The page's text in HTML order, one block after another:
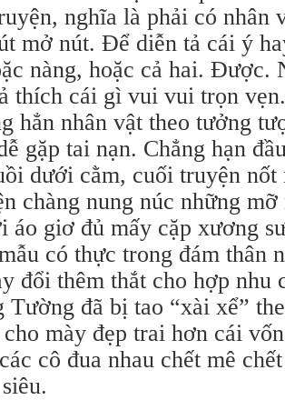
nghĩa là phải có nhân
mở nút. Ðể diễn tả cái ý
nàng, hoặc cả hai. Ðược.
thích cái gì vui vui trọn
hẳn nhân vật theo tưởng
gặp tai nạn. Chẳng hạn
dưới cằm, cuối truyện
chàng nung núc những
áo giơ đủ mấy cặp xương
có thực trong đám thân
đổi thêm thắt cho hợp nhu
Tường đã bị tao “xài xể”
mày đẹp trai hơn cái
cô đua nhau chết mê